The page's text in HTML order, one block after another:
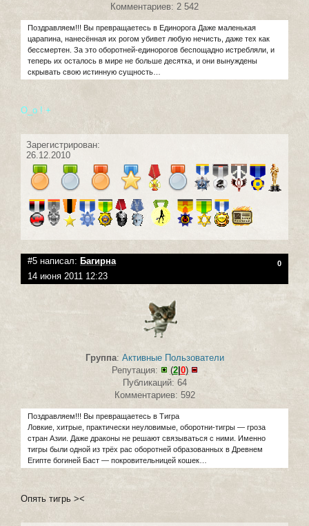
Комментариев: 2 542
Поздравляем!!! Вы превращаетесь в Единорога Даже маленькая
царапина, нанесённая их рогом убивет любую нечисть, даже тех как
бессмертен. За это оборотней-единорогов беспощадно истребляли, и
теперь их осталось в мире не больше десятка, и они вынуждены
скрывать свою истинную сущность…
О_о ! +
Зарегистрирован:
26.12.2010
#5 написал: Багирна 0
14 июня 2011 12:23
Группа: Активные Пользователи
Репутация:
(2|0)
Публикаций: 64
Комментариев: 592
Поздравляем!!! Вы превращаетесь в Тигра
Ловкие, хитрые, практически неуловимые, оборотни-тигры — гроза
стран Азии. Даже драконы не решают связываться с ними. Именно
тигры были одной из трёх рас оборотней образованных в Древнем
Египте богиней Баст — покровительницей кошек…
Опять тигрь ><